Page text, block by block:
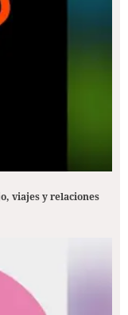
viajes y relaciones